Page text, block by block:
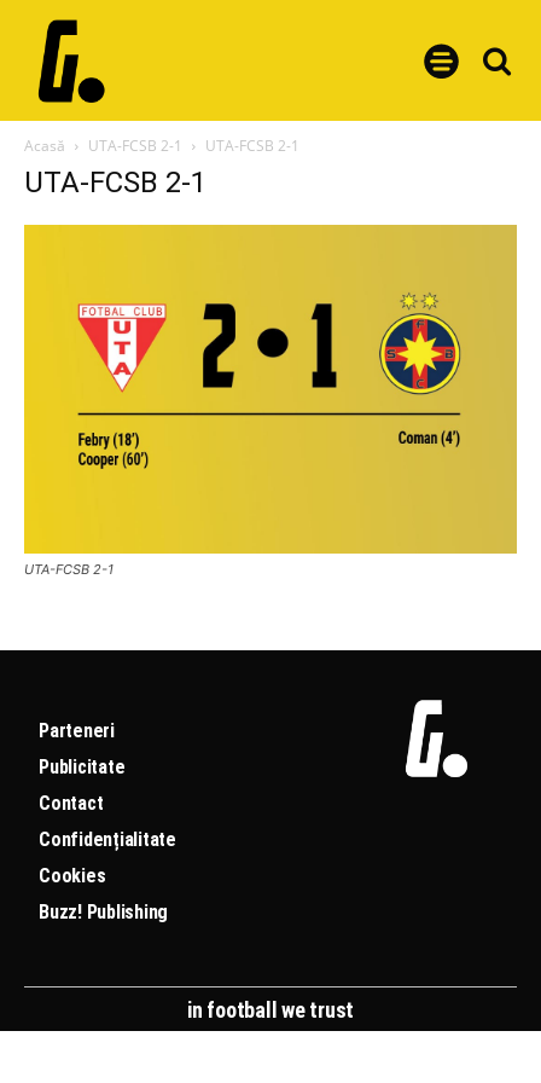
Acasă UTA-FCSB 2-1 UTA-FCSB 2-1
UTA-FCSB 2-1
UTA-FCSB 2-1
Parteneri
Publicitate
Contact
Confidențialitate
Cookies
Buzz! Publishing
in football we trust